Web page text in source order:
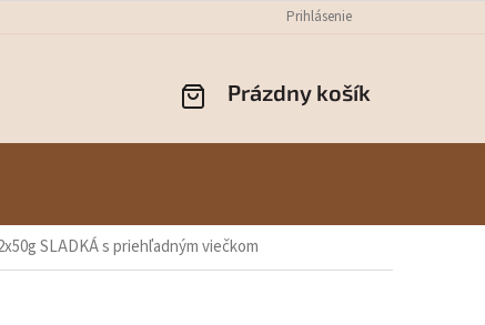
ÚDAJOV REKLAMÁCIE
Prihlásenie
NÁKUPNÝ
Prázdny košík
SLADKÁ s priehľadným viečkom